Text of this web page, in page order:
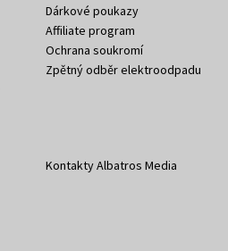
Dárkové poukazy
Affiliate program
Ochrana soukromí
Zpětný odběr elektroodpadu
Kontakty Albatros Media